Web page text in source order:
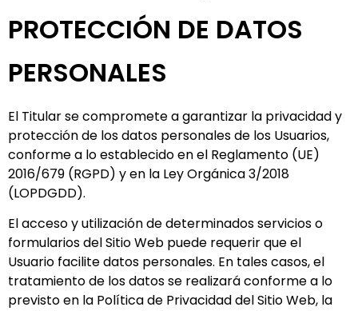
PROTECCIÓN DE DATOS
PERSONALES
El Titular se compromete a garantizar la privacidad y
protección de los datos personales de los Usuarios,
conforme a lo establecido en el Reglamento (UE)
2016/679 (RGPD) y en la Ley Orgánica 3/2018
(LOPDGDD).
El acceso y utilización de determinados servicios o
formularios del Sitio Web puede requerir que el
Usuario facilite datos personales. En tales casos, el
tratamiento de los datos se realizará conforme a lo
previsto en la Política de Privacidad del Sitio Web, la